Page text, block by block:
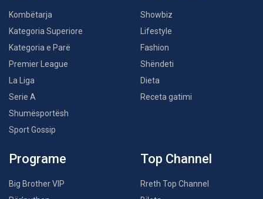
Kombëtarja
Kategoria Superiore
Kategoria e Parë
Premier League
La Liga
Serie A
Shumësportësh
Sport Gossip
Showbiz
Lifestyle
Fashion
Shëndeti
Dieta
Receta gatimi
Programe
Big Brother VIP
Top Channel
Rreth Top Channel